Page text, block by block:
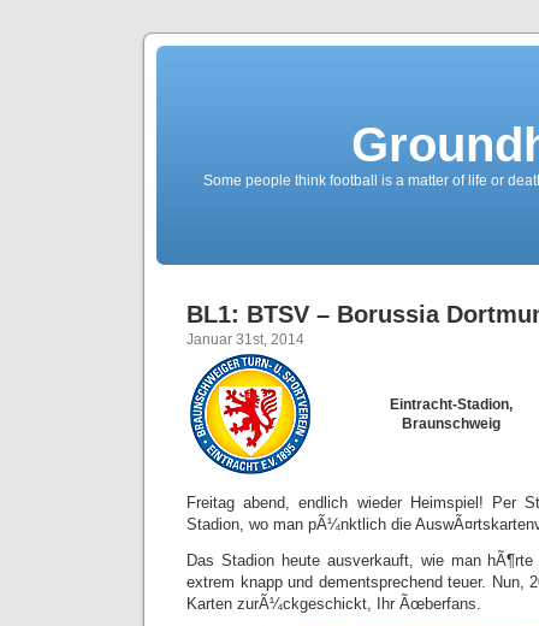
Some people think football is a matter of life or
BL1: BTSV – Borussia
Januar 31st, 2014
Eintracht-Stadion,
Braunschweig
Freitag abend, endlich wieder Heimspiel! Per
Stadion, wo man pÃ¼nktlich die
Das Stadion heute ausverkauft, wie man
extrem knapp und dementsprechend teuer. Nun,
Karten zurÃ¼ckgeschickt, Ihr Ãœberfans.